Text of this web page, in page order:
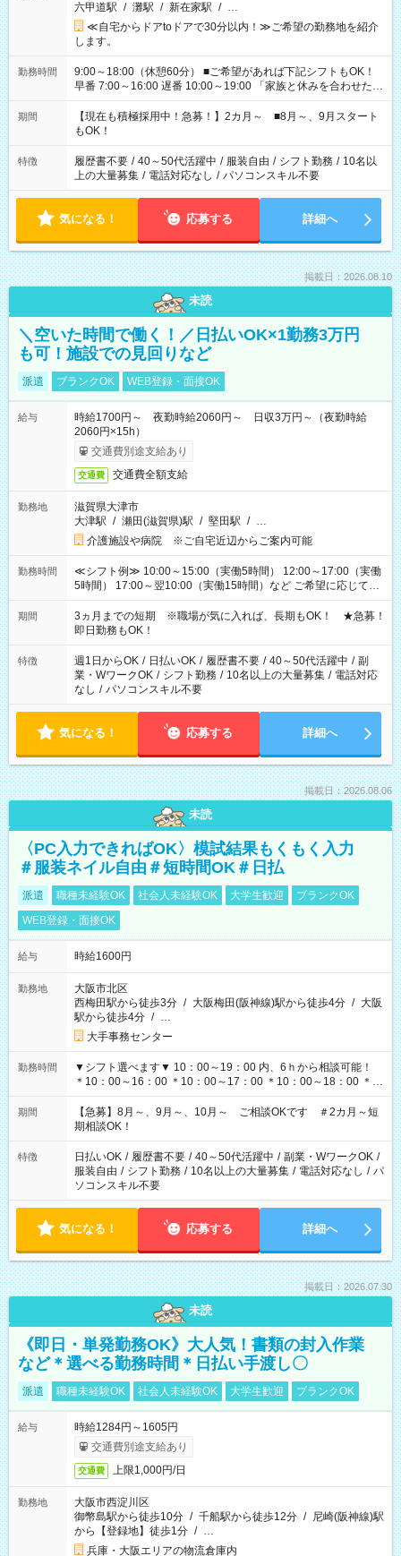
六甲道駅 / 灘駅 / 新在家駅 / …
≪自宅からドアtoドアで30分以内！≫ご希望の勤務地を紹介
します。
勤務時間
9:00～18:00（休憩60分） ■ご希望があれば下記シフトもOK！
早番 7:00～16:00 遅番 10:00～19:00 「家族と休みを合わせた
い」 「余裕を持って夕飯の準備がしたい」 「できれば残業はし
たくない」 など、ご希望を教えてくださいね。 ※Wワーク希望
の方へ 今ご覧のお仕事で希望する勤務時間と、もう1つのお仕事
の勤務時間。 合計で週40時間を超える場合は応募できません。
期間
【現在も積極採用中！急募！】2カ月～ ■8月～、9月スタート
もOK！
特徴 履歴書不要 / 40～50代活躍中 / 服装自由 / シフト勤務 / 10名以
上の大量募集 / 電話対応なし / パソコンスキル不要
気になる！ 応募する 詳細へ
掲載日：2026.08.10
未読
＼空いた時間で働く！／日払いOK×1勤務3万円
も可！施設での見回りなど
派遣 ブランクOK WEB登録・面接OK
給与
時給1700円～ 夜勤時給2060円～ 日収3万円～（夜勤時給
2060円×15h）
交通費別途支給あり
交通費 交通費全額支給
勤務地
滋賀県大津市
大津駅 / 瀬田(滋賀県)駅 / 堅田駅 / …
介護施設や病院 ※ご自宅近辺からご案内可能
勤務時間
≪シフト例≫ 10:00～15:00（実働5時間） 12:00～17:00（実働
5時間） 17:00～翌10:00（実働15時間）など ご希望に応じて、
働く時間は調整できます！ お気軽に担当へ相談ください！
期間
3ヵ月までの短期 ※職場が気に入れば、長期もOK！ ★急募！
即日勤務もOK！
特徴 週1日からOK / 日払いOK / 履歴書不要 / 40～50代活躍中 / 副
業・WワークOK / シフト勤務 / 10名以上の大量募集 / 電話対応
なし / パソコンスキル不要
気になる！ 応募する 詳細へ
掲載日：2026.08.06
未読
〈PC入力できればOK〉模試結果もくもく入力
＃服装ネイル自由＃短時間OK＃日払
派遣 職種未経験OK 社会人未経験OK 大学生歓迎
ブランクOK
WEB登録・面接OK
給与 時給1600円
勤務地
大阪市北区
西梅田駅から徒歩3分 / 大阪梅田(阪神線)駅から徒歩4分 / 大阪
駅から徒歩4分 / …
大手事務センター
勤務時間
▼シフト選べます▼ 10：00～19：00 内、6ｈから相談可能！
＊10：00～16：00 ＊10：00～17：00 ＊10：00～18：00 ＊
11：00～19：00 ＊12：00～19：00 ＊13：00～19：00
期間
【急募】8月～、9月～、10月～ ご相談OKです ＃2カ月～短
期相談OK！
特徴 日払いOK / 履歴書不要 / 40～50代活躍中 / 副業・WワークOK /
服装自由 / シフト勤務 / 10名以上の大量募集 / 電話対応なし / パ
ソコンスキル不要
気になる！ 応募する 詳細へ
掲載日：2026.07.30
未読
《即日・単発勤務OK》大人気！書類の封入作業
など＊選べる勤務時間＊日払い手渡し〇
派遣 職種未経験OK 社会人未経験OK 大学生歓迎 ブランクOK
給与
時給1284円～1605円
交通費別途支給あり
交通費 上限1,000円/日
勤務地
大阪市西淀川区
御幣島駅から徒歩10分 / 千船駅から徒歩12分 / 尼崎(阪神線)駅
から【登録地】徒歩1分 / …
兵庫・大阪エリアの物流倉庫内